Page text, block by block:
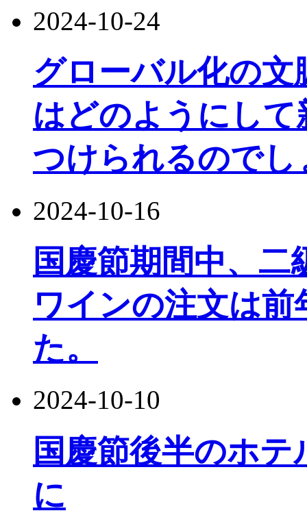
2024-10-24
グローバル化の
はどのようにし
つけられるのでし
2024-10-16
国慶節期間中、
ワインの注文は前
た。
2024-10-10
国慶節後半のホ
に